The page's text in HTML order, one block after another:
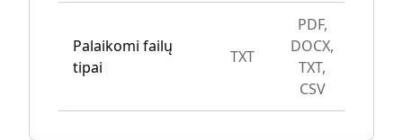
Palaikomi failų
tipai
TXT
PDF,
DOCX,
TXT,
CSV